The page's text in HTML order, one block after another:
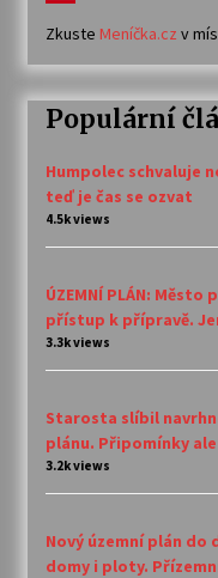
Zkuste Meníčka.cz v
Populární
Humpolec schvaluje
teď je čas se ozvat
4.5k views
ÚZEMNÍ PLÁN:
přístup k přípravě.
3.3k views
Starosta slíbil
plánu. Připomínky
3.2k views
Nový územní plán
domy i ploty.